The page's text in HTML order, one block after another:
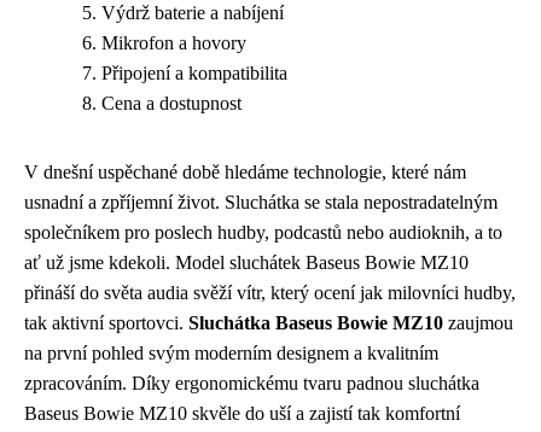
Výdrž baterie a nabíjení
Mikrofon a hovory
Připojení a kompatibilita
Cena a dostupnost
V dnešní uspěchané době hledáme technologie, které nám
usnadní a zpříjemní život. Sluchátka se stala nepostradatelným
společníkem pro poslech hudby, podcastů nebo audioknih, a to
ať už jsme kdekoli. Model sluchátek Baseus Bowie MZ10
přináší do světa audia svěží vítr, který ocení jak milovníci hudby,
tak aktivní sportovci. Sluchátka Baseus Bowie MZ10 zaujmou
na první pohled svým moderním designem a kvalitním
zpracováním. Díky ergonomickému tvaru padnou sluchátka
Baseus Bowie MZ10 skvěle do uší a zajistí tak komfortní